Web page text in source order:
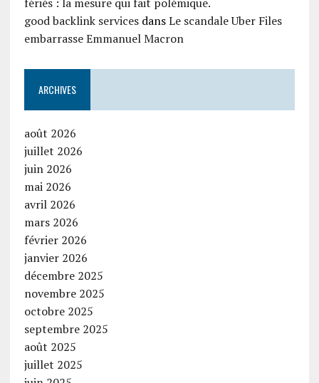
good backlink servicesdansLe scandale Uber Files
embarrasse Emmanuel Macron
ARCHIVES
août 2026
juillet 2026
juin 2026
mai 2026
avril 2026
mars 2026
février 2026
janvier 2026
décembre 2025
novembre 2025
octobre 2025
septembre 2025
août 2025
juillet 2025